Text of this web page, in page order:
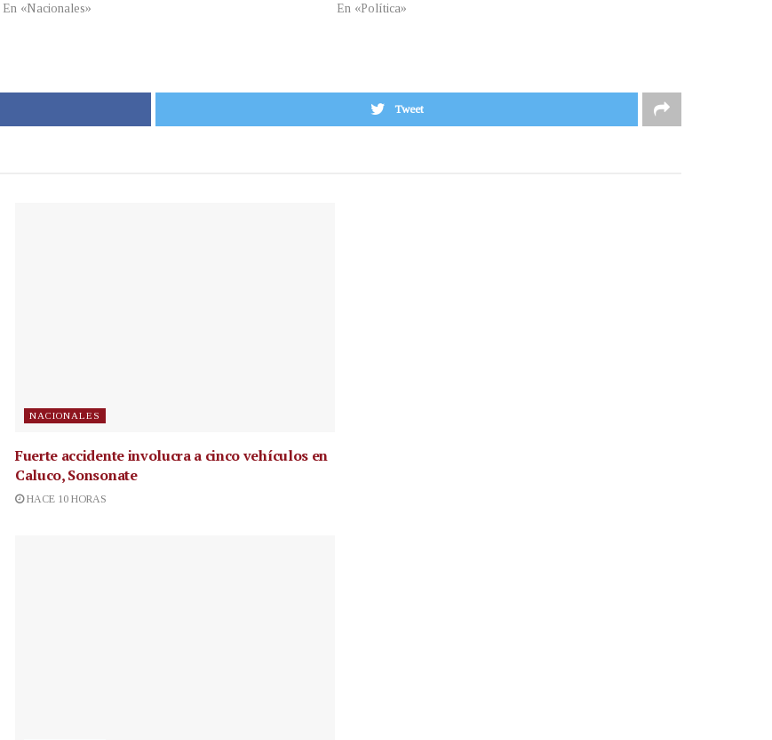
En «Nacionales»
En «Política»
Tweet
NACIONALES
Fuerte accidente involucra a cinco vehículos en
Caluco, Sonsonate
HACE 10 HORAS